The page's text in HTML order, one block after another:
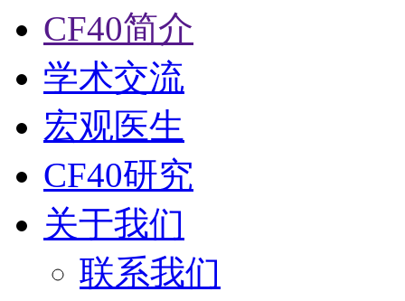
CF40简介
学术交流
宏观医生
CF40研究
关于我们
联系我们